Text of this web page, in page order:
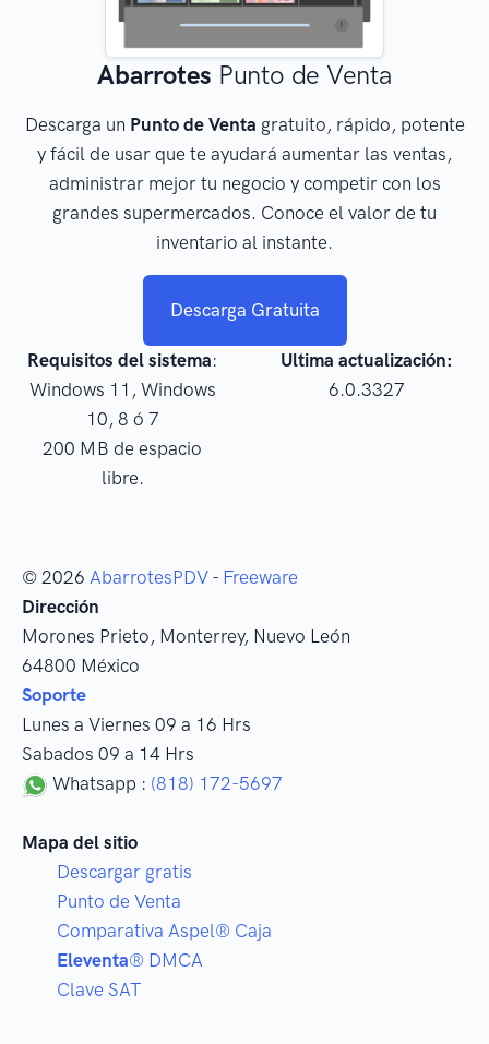
Abarrotes Punto de Venta
Descarga un Punto de Venta gratuito, rápido, potente
y fácil de usar que te ayudará aumentar las ventas,
administrar mejor tu negocio y competir con los
grandes supermercados. Conoce el valor de tu
inventario al instante.
Descarga Gratuita
Requisitos del sistema:
Windows 11, Windows
10, 8 ó 7
200 MB de espacio
libre.
Ultima actualización:
6.0.3327
© 2026 AbarrotesPDV - Freeware
Dirección
Morones Prieto, Monterrey, Nuevo León
64800 México
Soporte
Lunes a Viernes 09 a 16 Hrs
Sabados 09 a 14 Hrs
Whatsapp : (818) 172-5697
Mapa del sitio
Descargar gratis
Punto de Venta
Comparativa Aspel® Caja
Eleventa® DMCA
Clave SAT